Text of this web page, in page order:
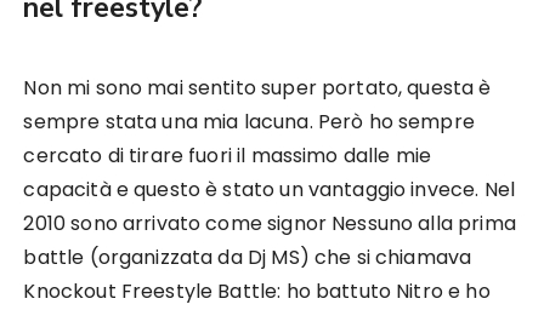
Non mi sono mai sentito super portato, questa è
sempre stata una mia lacuna. Però ho sempre
cercato di tirare fuori il massimo dalle mie
capacità e questo è stato un vantaggio invece. Nel
2010 sono arrivato come signor Nessuno alla prima
battle (organizzata da Dj MS) che si chiamava
Knockout Freestyle Battle: ho battuto Nitro e ho